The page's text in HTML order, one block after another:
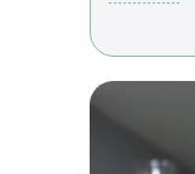
комплекса
Садоводство и
Ассистент
ВИДЫ
Программы